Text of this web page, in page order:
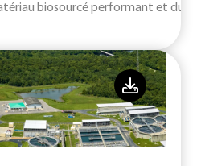
biosourcé performant et